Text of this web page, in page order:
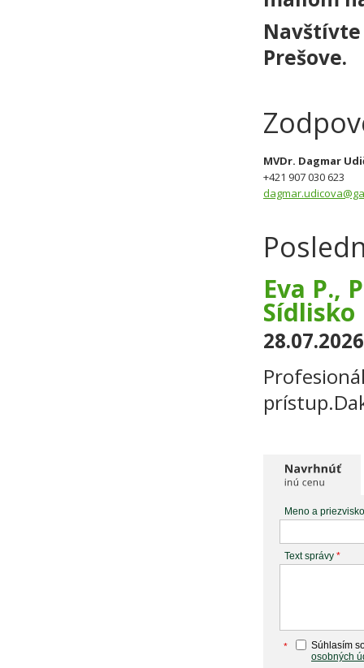
Navštívte
Prešove.
MVDr. Dagmar
+421 907 030 623
Eva P.,
Sídlisko
28.07.2026
Meno a
Text správy *
*
Súhlasím
osobných